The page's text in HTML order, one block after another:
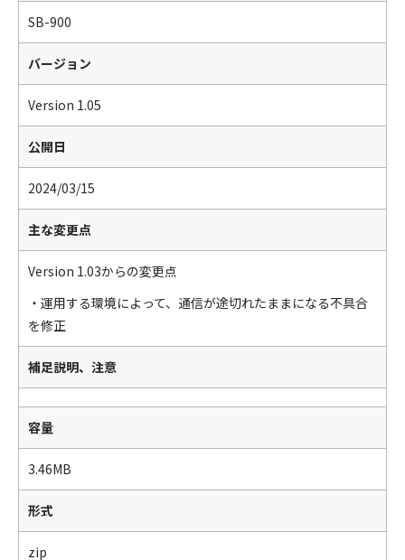
SB-900
バージョン
Version 1.05
公開日
2024/03/15
主な変更点
Version 1.03からの変更点
・運用する環境によって、通信が途切れたままになる不具合
を修正
補足説明、注意
容量
3.46MB
形式
zip